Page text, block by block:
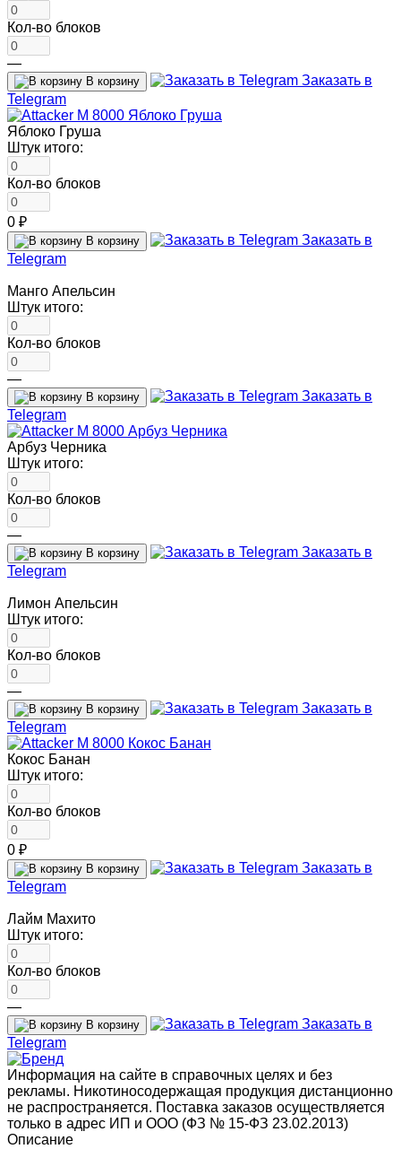
Кол-во блоков
—
В корзину
Заказать в
Telegram
Яблоко Груша
Штук итого:
Кол-во блоков
0 ₽
В корзину
Заказать в
Telegram
Манго Апельсин
Штук итого:
Кол-во блоков
—
В корзину
Заказать в
Telegram
Арбуз Черника
Штук итого:
Кол-во блоков
—
В корзину
Заказать в
Telegram
Лимон Апельсин
Штук итого:
Кол-во блоков
—
В корзину
Заказать в
Telegram
Кокос Банан
Штук итого:
Кол-во блоков
0 ₽
В корзину
Заказать в
Telegram
Лайм Махито
Штук итого:
Кол-во блоков
—
В корзину
Заказать в
Telegram
Информация на сайте в справочных целях и без
рекламы. Никотиносодержащая продукция дистанционно
не распространяется. Поставка заказов осуществляется
только в адрес ИП и ООО (ФЗ № 15-ФЗ 23.02.2013)
Описание